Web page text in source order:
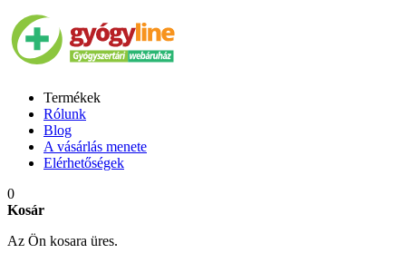
Termékek
Rólunk
Blog
A vásárlás menete
Elérhetőségek
0
Kosár
Az Ön kosara üres.